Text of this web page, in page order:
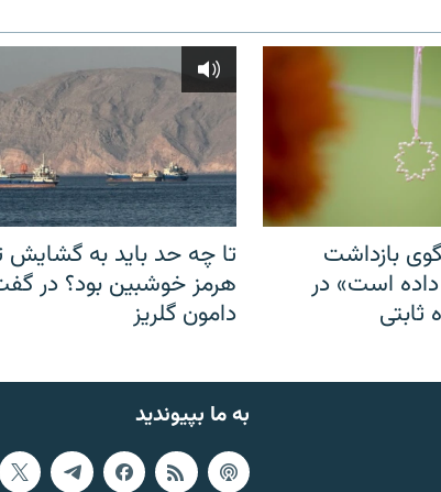
بازداشت
داده است» در
ثابتی
تا چه حد باید به گشایش
هرمز خوشبین بود؟ در
دامون گلریز
به ما بپیوندید